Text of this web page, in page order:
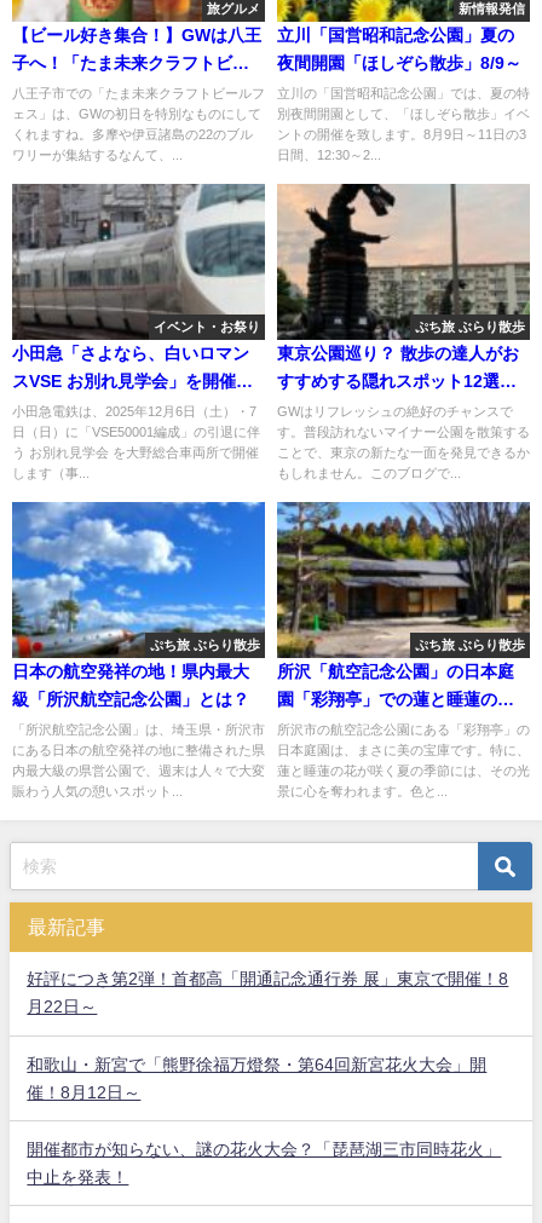
旅グルメ
【ビール好き集合！】GWは八王
子へ！「たま未来クラフトビー
ルフェス」
八王子市での「たま未来クラフトビールフ
ェス」は、GWの初日を特別なものにして
くれますね。多摩や伊豆諸島の22のブル
ワリーが集結するなんて、...
新情報発信
立川「国営昭和記念公園」夏の
夜間開園「ほしぞら散歩」8/9～
立川の「国営昭和記念公園」では、夏の特
別夜間開園として、「ほしぞら散歩」イベ
ントの開催を致します。8月9日～11日の3
日間、12:30～2...
イベント・お祭り
小田急「さよなら、白いロマン
スVSE お別れ見学会」を開催！
12/6～
小田急電鉄は、2025年12月6日（土）・7
日（日）に「VSE50001編成」の引退に伴
う お別れ見学会 を大野総合車両所で開催
します（事...
ぷち旅 ぶらり散歩
東京公園巡り？ 散歩の達人がお
すすめする隠れスポット12選ｗ
ｗ
GWはリフレッシュの絶好のチャンスで
す。普段訪れないマイナー公園を散策する
ことで、東京の新たな一面を発見できるか
もしれません。このブログで...
ぷち旅 ぶらり散歩
日本の航空発祥の地！県内最大
級「所沢航空記念公園」とは？
「所沢航空記念公園」は、埼玉県・所沢市
にある日本の航空発祥の地に整備された県
内最大級の県営公園で、週末は人々で大変
賑わう人気の憩いスポット...
ぷち旅 ぶらり散歩
所沢「航空記念公園」の日本庭
園「彩翔亭」での蓮と睡蓮の魅
力
所沢市の航空記念公園にある「彩翔亭」の
日本庭園は、まさに美の宝庫です。特に、
蓮と睡蓮の花が咲く夏の季節には、その光
景に心を奪われます。色と...
最新記事
好評につき第2弾！首都高「開通記念通行券 展」東京で開催！8
月22日～
和歌山・新宮で「熊野徐福万燈祭・第64回新宮花火大会」開
催！8月12日～
開催都市が知らない、謎の花火大会？「琵琶湖三市同時花火」
中止を発表！